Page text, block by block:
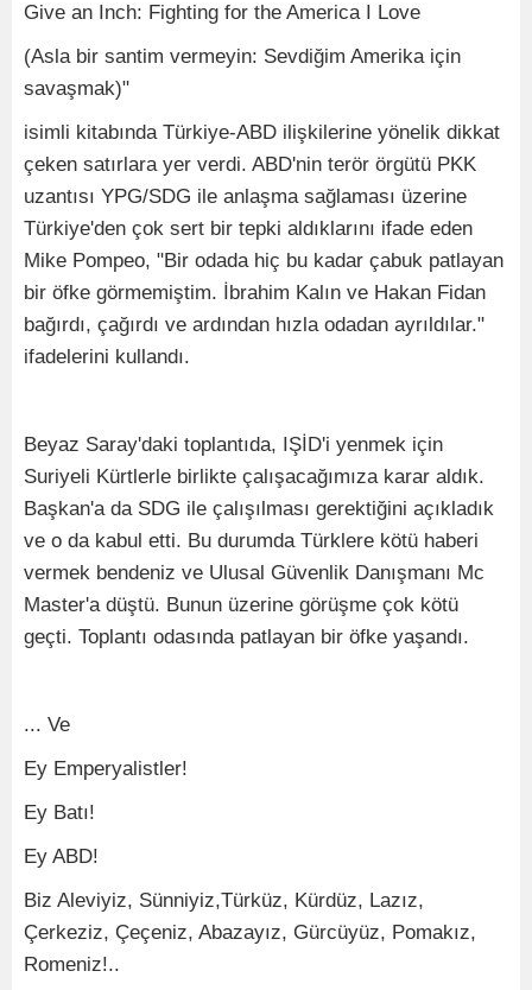
Give an Inch: Fighting for the America I Love
(Asla bir santim vermeyin: Sevdiğim Amerika için
savaşmak)"
isimli kitabında Türkiye-ABD ilişkilerine yönelik dikkat
çeken satırlara yer verdi. ABD'nin terör örgütü PKK
uzantısı YPG/SDG ile anlaşma sağlaması üzerine
Türkiye'den çok sert bir tepki aldıklarını ifade eden
Mike Pompeo, "Bir odada hiç bu kadar çabuk patlayan
bir öfke görmemiştim. İbrahim Kalın ve Hakan Fidan
bağırdı, çağırdı ve ardından hızla odadan ayrıldılar."
ifadelerini kullandı.
Beyaz Saray'daki toplantıda, IŞİD'i yenmek için
Suriyeli Kürtlerle birlikte çalışacağımıza karar aldık.
Başkan'a da SDG ile çalışılması gerektiğini açıkladık
ve o da kabul etti. Bu durumda Türklere kötü haberi
vermek bendeniz ve Ulusal Güvenlik Danışmanı Mc
Master'a düştü. Bunun üzerine görüşme çok kötü
geçti. Toplantı odasında patlayan bir öfke yaşandı.
... Ve
Ey Emperyalistler!
Ey Batı!
Ey ABD!
Biz Aleviyiz, Sünniyiz,Türküz, Kürdüz, Lazız,
Çerkeziz, Çeçeniz, Abazayız, Gürcüyüz, Pomakız,
Romeniz!..